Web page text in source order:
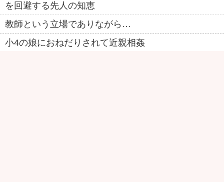
を回避する先人の知恵
教師という立場でありながら…
小4の娘におねだりされて近親相姦